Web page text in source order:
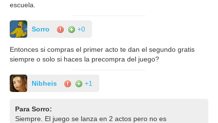
escuela.
Sorro +0
Entonces si compras el primer acto te dan el segundo gratis
siempre o solo si haces la precompra del juego?
Nibheis +1
Para Sorro:
Siempre. El juego se lanza en 2 actos pero no es